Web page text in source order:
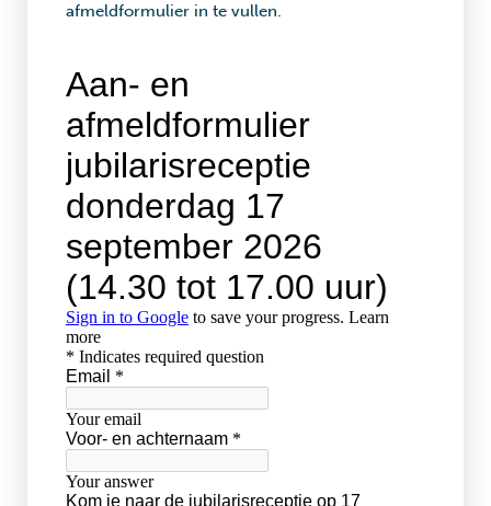
afmeldformulier in te vullen.